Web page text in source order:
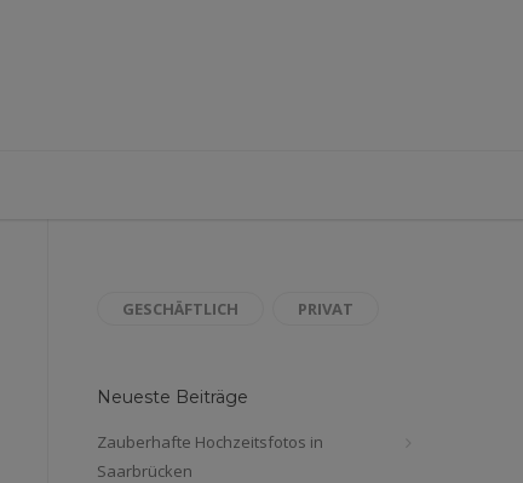
GESCHÄFTLICH PRIVAT
Neueste Beiträge
Zauberhafte Hochzeitsfotos in
Saarbrücken